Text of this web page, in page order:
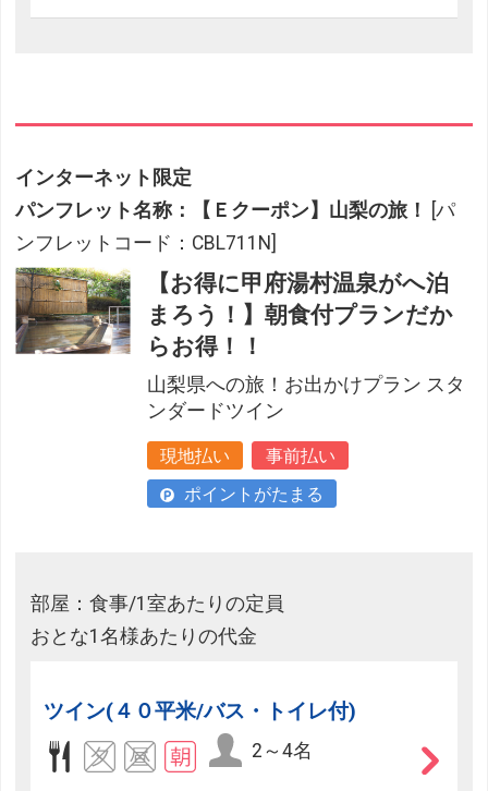
インターネット限定
パンフレット名称：【Ｅクーポン】山梨の旅！
[パ
ンフレットコード：CBL711N]
【お得に甲府湯村温泉がへ泊
まろう！】朝食付プランだか
らお得！！
山梨県への旅！お出かけプラン スタ
ンダードツイン
現地払い
事前払い
ポイントがたまる
部屋：食事/1室あたりの定員
おとな1名様あたりの代金
ツイン(４０平米/バス・トイレ付)
2～4名